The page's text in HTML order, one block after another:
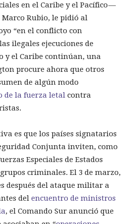
en el Caribe y el Pacífico —
Marco Rubio, le pidió al
“en el conflicto con
ilegales ejecuciones de
y el Caribe continúan, una
procure ahora que otros
de algún modo
de la fuerza letal contra
es que los países signatarios
Conjunta inviten, como
Especiales de Estados
criminales. El 3 de marzo,
después del ataque militar a
del encuentro de ministros
, el Comando Sur anunció que